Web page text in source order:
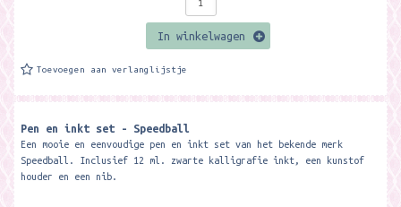
In winkelwagen
Toevoegen aan verlanglijstje
Pen en inkt set - Speedball
Een mooie en eenvoudige pen en inkt set van het bekende merk
Speedball. Inclusief 12 ml. zwarte kalligrafie inkt, een kunstof
houder en een nib.